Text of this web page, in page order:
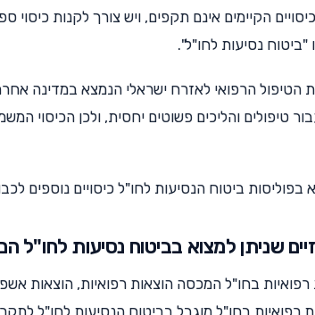
הקיימים אינם תקפים, ויש צורך לקנות כיסוי
"ביטוח נסיעות לחו"ל".
הטיפול הרפואי לאזרח ישראלי הנמצא במדינה
טיפולים והליכים פשוטים יחסית, ולכן הכיסוי
בפוליסות ביטוח הנסיעות לחו"ל כיסויים נוספים
שניתן למצוא בביטוח נסיעות לחו"ל
רפואיות בחו"ל המכסה הוצאות רפואיות, הוצאות
בחו"ל מוגבל בביטוח הנסיעות לחו"ל לתקרה מוגדרת